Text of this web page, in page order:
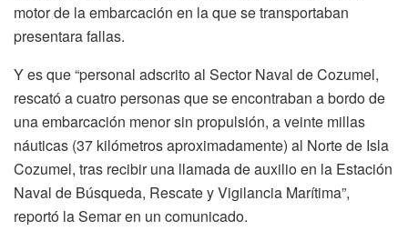
motor de la embarcación en la que se transportaban
presentara fallas.
Y es que “personal adscrito al Sector Naval de Cozumel,
rescató a cuatro personas que se encontraban a bordo de
una embarcación menor sin propulsión, a veinte millas
náuticas (37 kilómetros aproximadamente) al Norte de Isla
Cozumel, tras recibir una llamada de auxilio en la Estación
Naval de Búsqueda, Rescate y Vigilancia Marítima”,
reportó la Semar en un comunicado.